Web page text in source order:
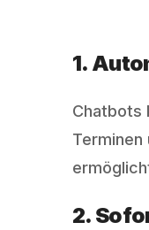
1.
Chatbots
2.